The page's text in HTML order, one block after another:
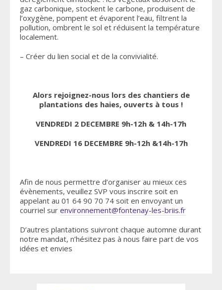
gaz carbonique, stockent le carbone, produisent de
l’oxygène, pompent et évaporent l’eau, filtrent la
pollution, ombrent le sol et réduisent la température
localement.
– Créer du lien social et de la convivialité.
Alors rejoignez-nous lors des chantiers de
plantations des haies, ouverts à tous !
VENDREDI 2 DECEMBRE 9h-12h & 14h-17h
VENDREDI 16 DECEMBRE 9h-12h &14h-17h
Afin de nous permettre d’organiser au mieux ces
évènements, veuillez SVP vous inscrire soit en
appelant au 01 64 90 70 74 soit en envoyant un
courriel sur environnement@fontenay-les-briis.fr
D’autres plantations suivront chaque automne durant
notre mandat, n’hésitez pas à nous faire part de vos
idées et envies